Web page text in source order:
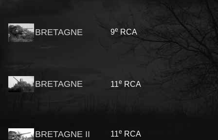
BRETAGNE 9e RCA
BRETAGNE 11e RCA
BRETAGNE II 11e RCA